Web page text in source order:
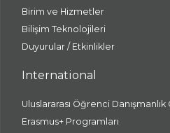
Birim ve Hizmetler
Bilişim Teknolojileri
Duyurular / Etkinlikler
International
Uluslararası Öğrenci Danışmanlık
Erasmus+ Programları